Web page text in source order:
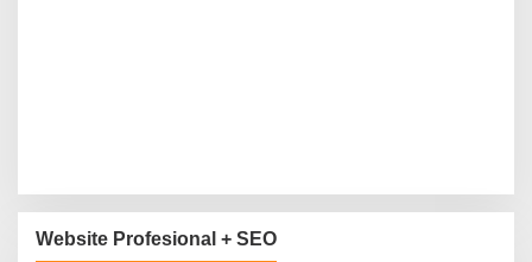
Website Profesional + SEO